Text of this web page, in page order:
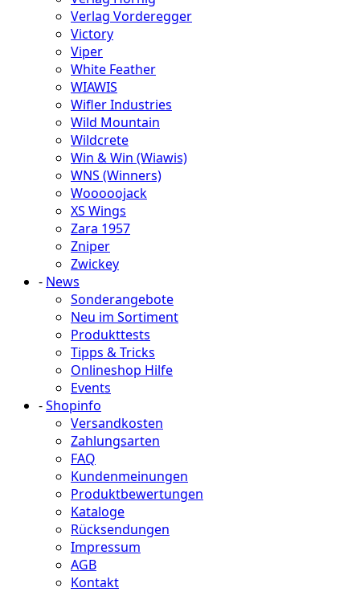
Verlag Vorderegger
Victory
Viper
White Feather
WIAWIS
Wifler Industries
Wild Mountain
Wildcrete
Win & Win (Wiawis)
WNS (Winners)
Wooooojack
XS Wings
Zara 1957
Zniper
Zwickey
- News
Sonderangebote
Neu im Sortiment
Produkttests
Tipps & Tricks
Onlineshop Hilfe
Events
-Shopinfo
Versandkosten
Zahlungsarten
FAQ
Kundenmeinungen
Produktbewertungen
Kataloge
Rücksendungen
Impressum
AGB
Kontakt